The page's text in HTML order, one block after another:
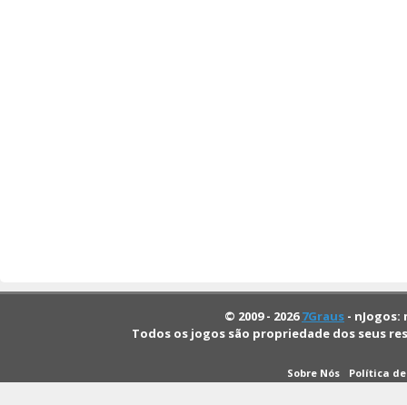
© 2009 - 20267Graus -
Todos os jogos são propriedade dos seus
Sobre Nós Política